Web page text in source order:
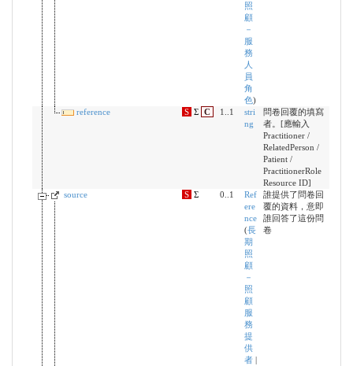
照
顧
－
服
務
人
員
角
色)
reference S Σ C 1..1
stri
ng
問卷回覆的填寫
者。[應輸入
Practitioner /
RelatedPerson /
Patient /
PractitionerRole
Resource ID]
source
S Σ 0..1
Ref
ere
nce
(長
期
照
顧
－
照
顧
服
務
提
供
者|
誰提供了問卷回
覆的資料，意即
誰回答了這份問
卷